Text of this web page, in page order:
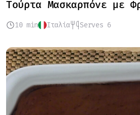
Τούρτα Μασκαρπόνε με
10 min Ιταλία Serves 6